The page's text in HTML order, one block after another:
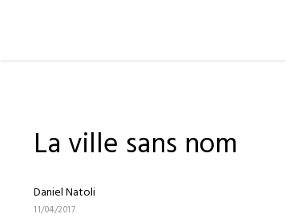
La ville sans nom
Daniel Natoli
11/04/2017